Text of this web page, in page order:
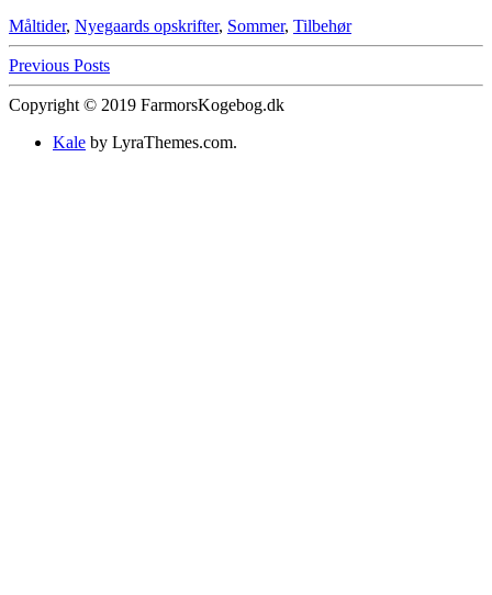
Måltider, Nyegaards opskrifter, Sommer, Tilbehør
Previous Posts
Copyright © 2019 FarmorsKogebog.dk
Kale by LyraThemes.com.